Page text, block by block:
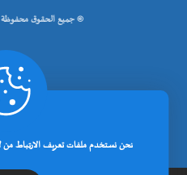
© جميع الحقوق محفوظة
.
نحن نستخدم ملفات تعريف الارتباط من